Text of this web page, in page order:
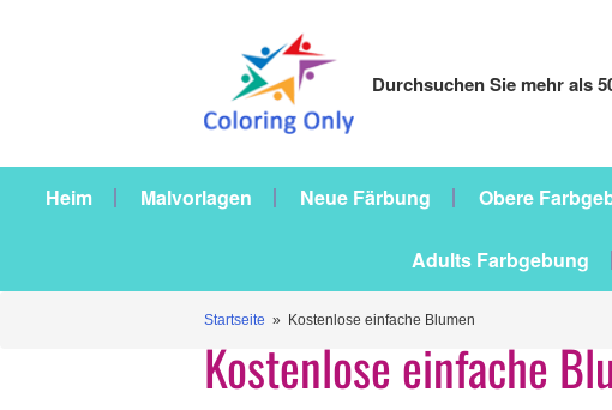
Durchsuchen Sie mehr als
Heim Malvorlagen Neue Färbung Obere
Adults Farbgebung
Startseite » Kostenlose einfache Blumen
Kostenlose einfache